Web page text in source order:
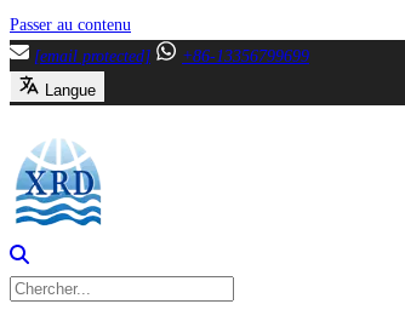
Passer au contenu
[email protected]
+86-13356799699
Langue